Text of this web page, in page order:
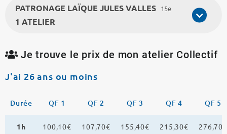
PATRONAGE LAÏQUE JULES VALLES 15e
1 ATELIER
Je trouve le prix de mon atelier Collectif
J'ai 26 ans ou moins
Durée QF 1 QF 2 QF 3 QF 4 QF 5
1h 100,10€ 107,70€ 155,40€ 215,30€ 276,70€